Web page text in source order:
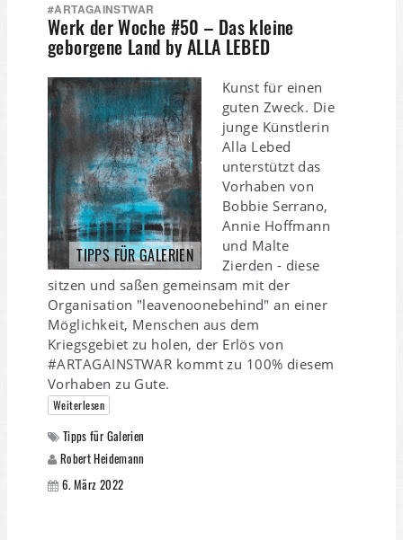
#ARTAGAINSTWAR
Werk der Woche #50 – Das kleine
geborgene Land by ALLA LEBED
TIPPS FÜR GALERIEN
Kunst für einen
guten Zweck. Die
junge Künstlerin
Alla Lebed
unterstützt das
Vorhaben von
Bobbie Serrano,
Annie Hoffmann
und Malte
Zierden - diese
sitzen und saßen gemeinsam mit der
Organisation "leavenoonebehind" an einer
Möglichkeit, Menschen aus dem
Kriegsgebiet zu holen, der Erlös von
#ARTAGAINSTWAR kommt zu 100% diesem
Vorhaben zu Gute.
Weiterlesen
Tipps für Galerien
Robert Heidemann
6. März 2022